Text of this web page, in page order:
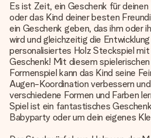
Es ist Zeit, ein Geschenk für
oder das Kind deiner besten
ein Geschenk geben, das ihm oder
wird und gleichzeitig die
personalisiertes Holz Steckspiel
Geschenk! Mit diesem spielerischen
Formenspiel kann das Kind seine
Augen-Koordination verbessern
verschiedene Formen und Farben
Spiel ist ein fantastisches
Babyparty oder um dein eigenes